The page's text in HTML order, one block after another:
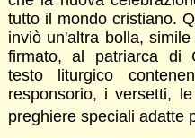
tutto il mondo cristiano.
inviò un'altra bolla,
firmato, al patriarca di
testo liturgico
responsorio, i versetti,
preghiere speciali adatte